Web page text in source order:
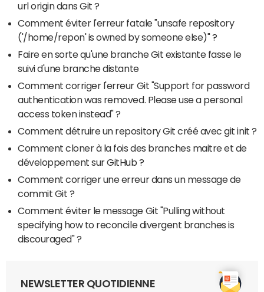
url origin dans Git ?
Comment éviter l'erreur fatale "unsafe repository
('/home/repon' is owned by someone else)" ?
Faire en sorte qu'une branche Git existante fasse le
suivi d'une branche distante
Comment corriger l'erreur Git "Support for password
authentication was removed. Please use a personal
access token instead" ?
Comment détruire un repository Git créé avec git init ?
Comment cloner à la fois des branches maitre et de
développement sur GitHub ?
Comment corriger une erreur dans un message de
commit Git ?
Comment éviter le message Git "Pulling without
specifying how to reconcile divergent branches is
discouraged" ?
NEWSLETTER QUOTIDIENNE